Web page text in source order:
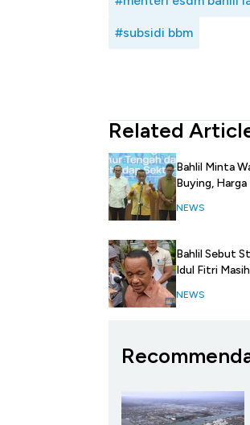
#subsidi bbm
Related
Bahlil Minta
Buying, Harga
NEWS
Bahlil Sebut
Idul Fitri
NEWS